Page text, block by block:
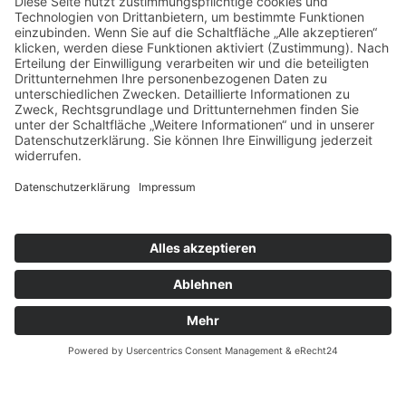
Überweisungsträgers bei der Steuererklärung
reicht aus, um die Spende steuermindernd geltend
zu machen.
Herzwerk · Kölner Landstraße 169 · 40591
duesseldorf.de
Impressum·Datenschutz